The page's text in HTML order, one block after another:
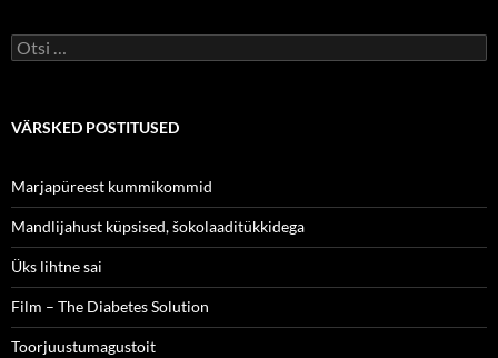
Otsi:
VÄRSKED POSTITUSED
Marjapüreest kummikommid
Mandlijahust küpsised, šokolaaditükkidega
Üks lihtne sai
Film – The Diabetes Solution
Toorjuustumagustoit